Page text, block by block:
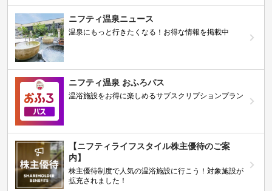
ニフティ温泉ニュース
温泉にもっと行きたくなる！お得な情報を掲載中
ニフティ温泉 おふろパス
温浴施設をお得に楽しめるサブスクリプションプラン
【ニフティライフスタイル株主優待のご案
内】
株主優待制度で人気の温浴施設に行こう！対象施設が
拡充されました！